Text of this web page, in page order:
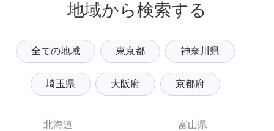
地域から検索する
全ての地域 東京都 神奈川県
埼玉県 大阪府 京都府
北海道
富山県